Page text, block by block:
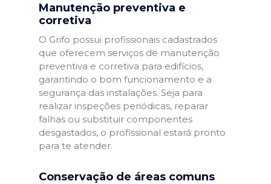
Manutenção preventiva e
corretiva
O Grifo possui profissionais cadastrados
que oferecem serviços de manutenção
preventiva e corretiva para edifícios,
garantindo o bom funcionamento e a
segurança das instalações. Seja para
realizar inspeções periódicas, reparar
falhas ou substituir componentes
desgastados, o profissional estará pronto
para te atender.
Conservação de áreas comuns